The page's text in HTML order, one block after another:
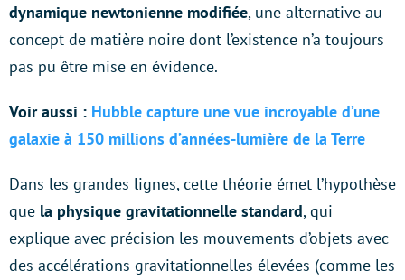
dynamique newtonienne modifiée, une alternative au
concept de matière noire dont l’existence n’a toujours
pas pu être mise en évidence.
Voir aussi : Hubble capture une vue incroyable d’une
galaxie à 150 millions d’années-lumière de la Terre
Dans les grandes lignes, cette théorie émet l’hypothèse
que la physique gravitationnelle standard, qui
explique avec précision les mouvements d’objets avec
des accélérations gravitationnelles élevées (comme les